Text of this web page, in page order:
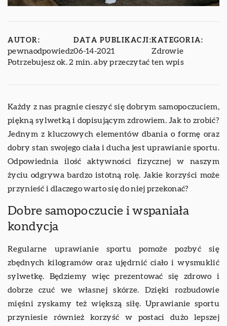
AUTOR:
pewnaodpowiedz
DATA PUBLIKACJI:
06-14-2021
KATEGORIA:
Zdrowie
Potrzebujesz ok. 2 min. aby przeczytać ten wpis
Każdy z nas pragnie cieszyć się dobrym samopoczuciem,
piękną sylwetką i dopisującym zdrowiem. Jak to zrobić?
Jednym z kluczowych elementów dbania o formę oraz
dobry stan swojego ciała i ducha jest uprawianie sportu.
Odpowiednia ilość aktywności fizycznej w naszym
życiu odgrywa bardzo istotną rolę. Jakie korzyści może
przynieść i dlaczego warto się do niej przekonać?
Dobre samopoczucie i wspaniała
kondycja
Regularne uprawianie sportu pomoże pozbyć się
zbędnych kilogramów oraz ujędrnić ciało i wysmuklić
sylwetkę. Będziemy więc prezentować się zdrowo i
dobrze czuć we własnej skórze. Dzięki rozbudowie
mięśni zyskamy też większą siłę. Uprawianie sportu
przyniesie również korzyść w postaci dużo lepszej